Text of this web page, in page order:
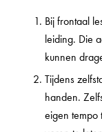
Bij frontaal
leiding. Die
kunnen
Tijdens
handen.
eigen tempo